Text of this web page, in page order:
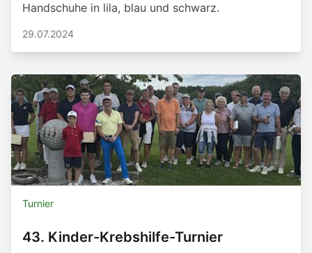
Handschuhe in lila, blau und schwarz.
29.07.2024
Turnier
43. Kinder-Krebshilfe-Turnier